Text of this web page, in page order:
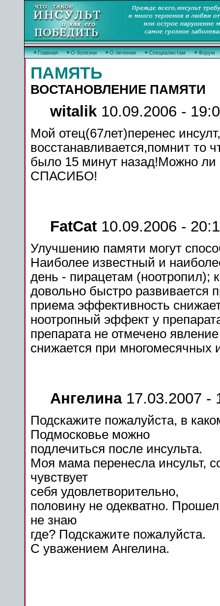
Главная О болезни О лечении Специалистам Форум
ПАМЯТЬ
ВОСТАНОВЛЕНИЕ ПАМЯТИ
witalik 10.09.2006 -
Мой отец(67лет)перенес
восстанавливается,помнит то
было 15 минут назад!Можно
СПАСИБО!
FatCat 10.09.2006 -
Улучшению памяти могут
Наиболее известный и
день - пирацетам (ноотропил);
довольно быстро развивается
приема эффективность
ноотропный эффект у
препаратане отмечено
снижается при многомесячных
Ангелина17.03.2007 -
Подскажите пожалуйста, в
Подмосковье можно
подлечиться после инсульта.
Моя мама перенесла инсульт,
чувствует
себя удовлетворительно,
половину не одекватно.
не знаю
где? Подскажите пожалуйста.
С уважением Ангелина.